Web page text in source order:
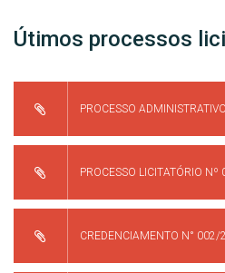
Útimos processos
PROCESSO
PROCESSO LICITATÓRIO Nº
CREDENCIAMENTO N° 002/